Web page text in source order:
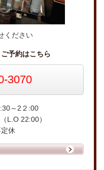
ください
予約はこちら
3070
～2２:00
L.O 22:00）
休